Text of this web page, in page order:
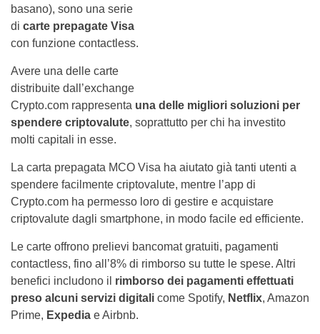
basano), sono una serie
di carte prepagate Visa
con funzione contactless.
Avere una delle carte
distribuite dall’exchange
Crypto.com rappresenta una delle migliori soluzioni per
spendere criptovalute, soprattutto per chi ha investito
molti capitali in esse.
La carta prepagata MCO Visa ha aiutato già tanti utenti a
spendere facilmente criptovalute, mentre l’app di
Crypto.com ha permesso loro di gestire e acquistare
criptovalute dagli smartphone, in modo facile ed efficiente.
Le carte offrono prelievi bancomat gratuiti, pagamenti
contactless, fino all’8% di rimborso su tutte le spese. Altri
benefici includono il rimborso dei pagamenti effettuati
preso alcuni servizi digitali come Spotify, Netflix, Amazon
Prime, Expedia e Airbnb.